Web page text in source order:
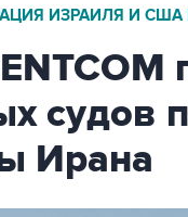
ИЗРАИЛЯ И США
судов
Ирана